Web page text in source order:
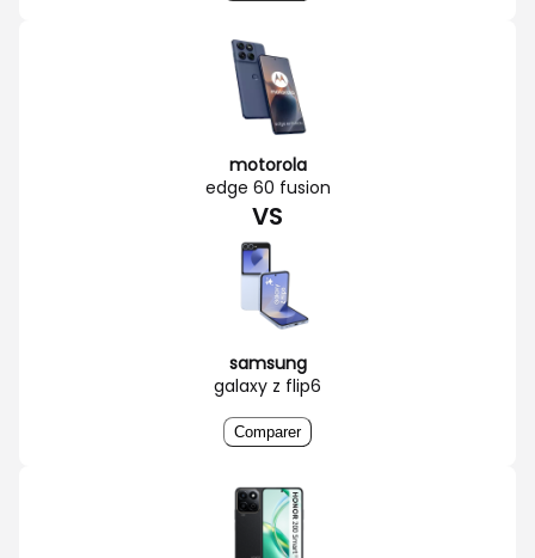
motorola
edge 60 fusion
VS
samsung
galaxy z flip6
Comparer